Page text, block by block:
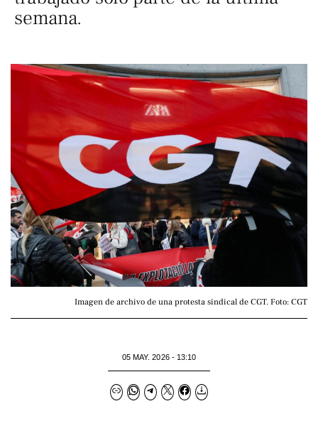
semana.
Imagen de archivo de una protesta sindical de CGT. Foto: CGT
05 MAY. 2026 - 13:10